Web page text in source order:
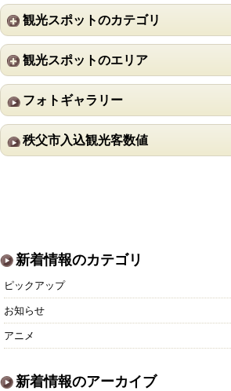
観光スポットのカテゴリ
観光スポットのエリア
フォトギャラリー
秩父市入込観光客数値
新着情報のカテゴリ
ピックアップ
お知らせ
アニメ
新着情報のアーカイブ